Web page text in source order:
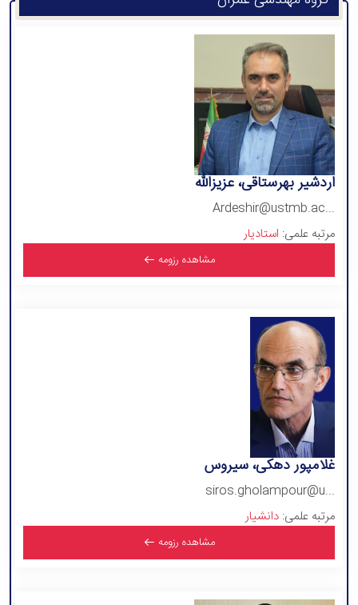
اردشیر بهرستاقی، عزیزالله
Ardeshir@ustmb.ac...
مرتبه علمی: استادیار
مشاهده رزومه
غلامپور دهکی، سیروس
siros.gholampour@u...
مرتبه علمی: دانشیار
مشاهده رزومه